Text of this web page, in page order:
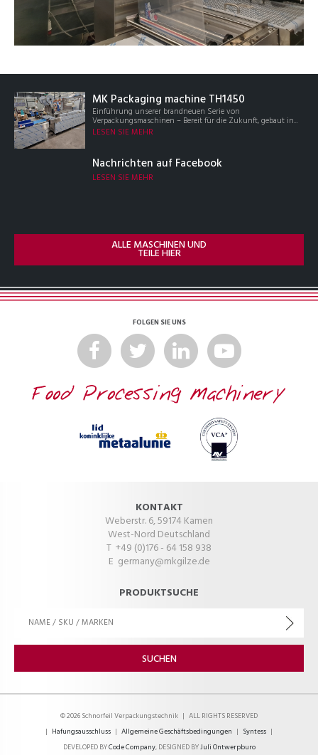
MK Packaging machine TH1450
Einführung unserer brandneuen Serie von
Verpackungsmaschinen – Bereit für die Zukunft, gebaut in...
LESEN SIE MEHR
Nachrichten auf Facebook
LESEN SIE MEHR
ALLE MASCHINEN UND
TEILE HIER
FOLGEN SIE UNS
KONTAKT
Weberstr. 6, 59174 Kamen
West-Nord Deutschland
T +49 (0)176 - 64 158 938
E germany@mkgilze.de
PRODUKTSUCHE
© 2026 Schnorfeil Verpackungstechnik | ALL RIGHTS RESERVED
| Hafungsausschluss | Allgemeine Geschäftsbedingungen | Syntess |
DEVELOPED BYCode Company, DESIGNED BYJuli Ontwerpburo